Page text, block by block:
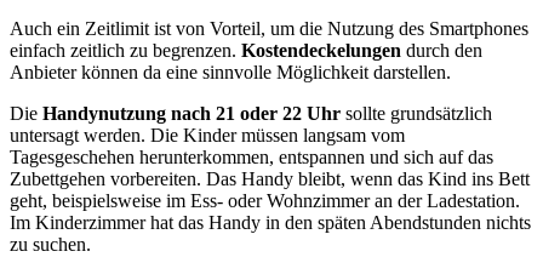
Auch ein Zeitlimit ist von Vorteil, um die Nutzung des Smartphones
einfach zeitlich zu begrenzen. Kostendeckelungen durch den
Anbieter können da eine sinnvolle Möglichkeit darstellen.
Die Handynutzung nach 21 oder 22 Uhr sollte grundsätzlich
untersagt werden. Die Kinder müssen langsam vom
Tagesgeschehen herunterkommen, entspannen und sich auf das
Zubettgehen vorbereiten. Das Handy bleibt, wenn das Kind ins Bett
geht, beispielsweise im Ess- oder Wohnzimmer an der Ladestation.
Im Kinderzimmer hat das Handy in den späten Abendstunden nichts
zu suchen.